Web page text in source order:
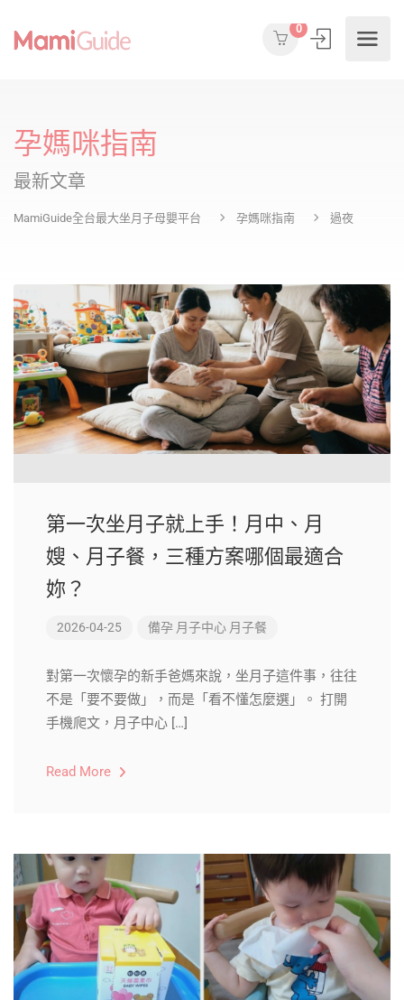
0
孕媽咪指南
最新文章
MamiGuide全台最大坐月子母嬰平台 孕媽咪指南 過夜
第一次坐月子就上手！月中、月
嫂、月子餐，三種方案哪個最適合
妳？
2026-04-25 備孕 月子中心 月子餐
對第一次懷孕的新手爸媽來說，坐月子這件事，往往
不是「要不要做」，而是「看不懂怎麼選」。 打開
手機爬文，月子中心 […]
Read More